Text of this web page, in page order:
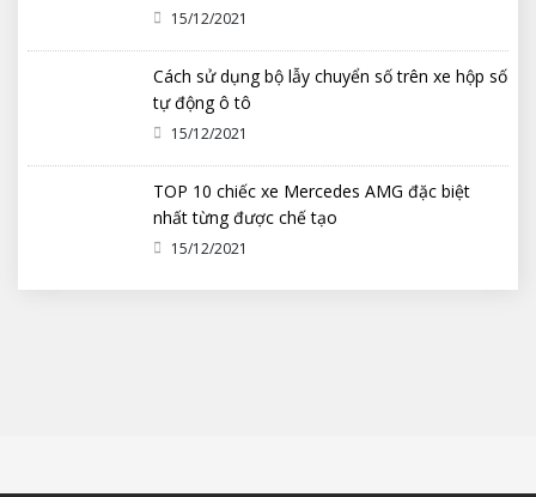
15/12/2021
Cách sử dụng bộ lẫy chuyển số trên xe hộp số
tự động ô tô
15/12/2021
TOP 10 chiếc xe Mercedes AMG đặc biệt
nhất từng được chế tạo
15/12/2021